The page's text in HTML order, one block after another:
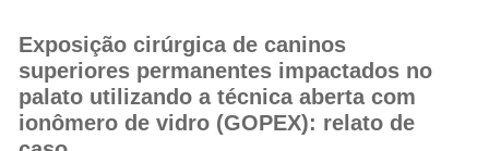
Exposição cirúrgica de caninos
superiores permanentes impactados no
palato utilizando a técnica aberta com
ionômero de vidro (GOPEX): relato de